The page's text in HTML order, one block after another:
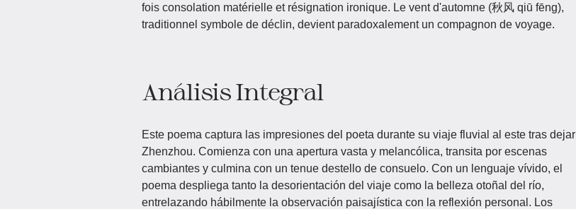
fois consolation matérielle et résignation ironique. Le vent d'automne (秋风 qiū fēng),
traditionnel symbole de déclin, devient paradoxalement un compagnon de voyage.
Análisis Integral
Este poema captura las impresiones del poeta durante su viaje fluvial al este tras dejar
Zhenzhou. Comienza con una apertura vasta y melancólica, transita por escenas
cambiantes y culmina con un tenue destello de consuelo. Con un lenguaje vívido, el
poema despliega tanto la desorientación del viaje como la belleza otoñal del río,
entrelazando hábilmente la observación paisajística con la reflexión personal. Los